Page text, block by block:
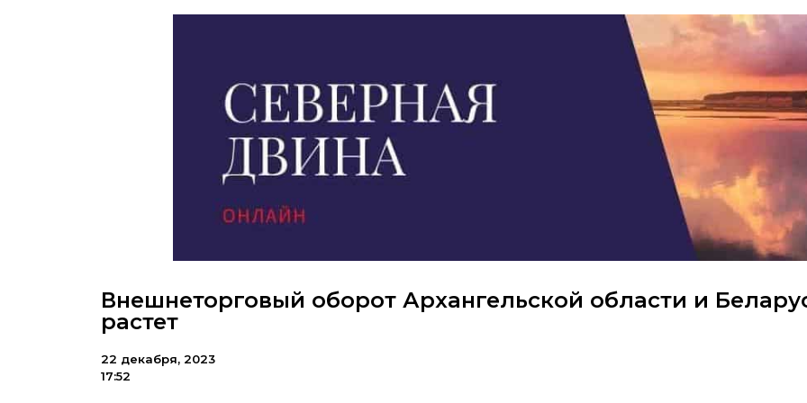
Внешнеторговый оборот Архангельской области и
растет
22 декабря, 2023
17:52